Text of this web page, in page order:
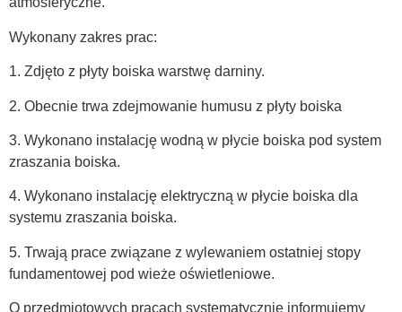
Wykonany zakres prac:
1. Zdjęto z płyty boiska warstwę darniny.
2. Obecnie trwa zdejmowanie humusu z płyty boiska
3. Wykonano instalację wodną w płycie boiska pod system
zraszania boiska.
4. Wykonano instalację elektryczną w płycie boiska dla
systemu zraszania boiska.
5. Trwają prace związane z wylewaniem ostatniej stopy
fundamentowej pod wieże oświetleniowe.
O przedmiotowych pracach systematycznie informujemy